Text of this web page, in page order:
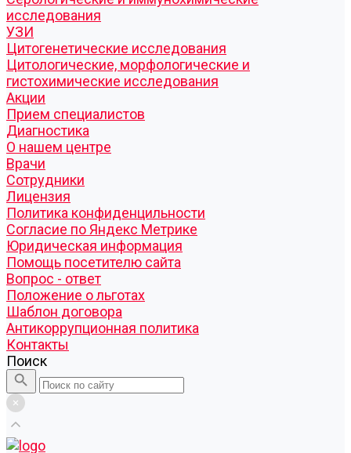
исследования
УЗИ
Цитогенетические исследования
Цитологические, морфологические и
гистохимические исследования
Акции
Прием специалистов
Диагностика
О нашем центре
Врачи
Сотрудники
Лицензия
Политика конфиденцильности
Согласие по Яндекс Метрике
Юридическая информация
Помощь посетителю сайта
Вопрос - ответ
Положение о льготах
Шаблон договора
Антикоррупционная политика
Контакты
Поиск